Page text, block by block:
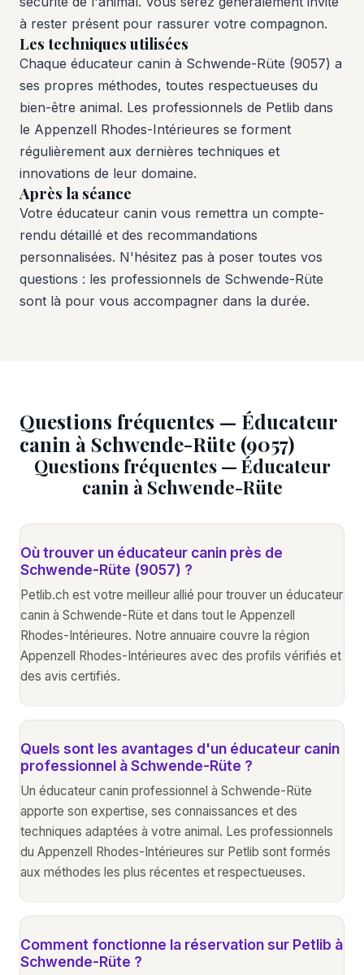
à rester présent pour rassurer votre compagnon.
Les techniques utilisées
Chaque éducateur canin à Schwende-Rüte (9057) a
ses propres méthodes, toutes respectueuses du
bien-être animal. Les professionnels de Petlib dans
le Appenzell Rhodes-Intérieures se forment
régulièrement aux dernières techniques et
innovations de leur domaine.
Après la séance
Votre éducateur canin vous remettra un compte-
rendu détaillé et des recommandations
personnalisées. N'hésitez pas à poser toutes vos
questions : les professionnels de Schwende-Rüte
sont là pour vous accompagner dans la durée.
Questions fréquentes — Éducateur
canin à Schwende-Rüte (9057)
Questions fréquentes — Éducateur
canin à Schwende-Rüte
Où trouver un éducateur canin près de
Schwende-Rüte (9057) ?
Petlib.ch est votre meilleur allié pour trouver un éducateur
canin à Schwende-Rüte et dans tout le Appenzell
Rhodes-Intérieures. Notre annuaire couvre la région
Appenzell Rhodes-Intérieures avec des profils vérifiés et
des avis certifiés.
Quels sont les avantages d'un éducateur canin
professionnel à Schwende-Rüte ?
Un éducateur canin professionnel à Schwende-Rüte
apporte son expertise, ses connaissances et des
techniques adaptées à votre animal. Les professionnels
du Appenzell Rhodes-Intérieures sur Petlib sont formés
aux méthodes les plus récentes et respectueuses.
Comment fonctionne la réservation sur Petlib à
Schwende-Rüte ?